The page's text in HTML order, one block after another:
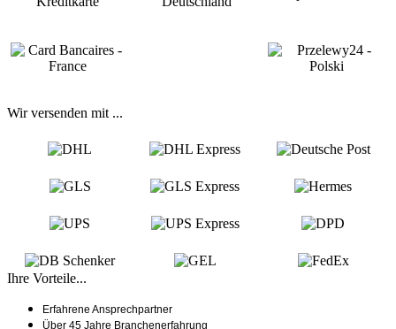
Wir versenden mit ...
Ihre Vorteile...
Erfahrene Ansprechpartner
Über 45 Jahre Branchenerfahrung